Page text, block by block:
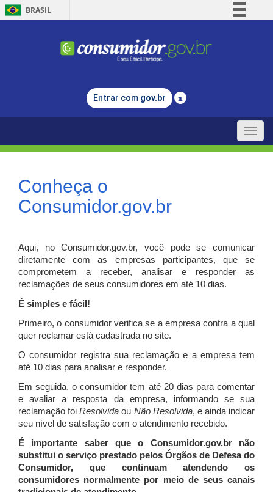
BRASIL
Comunica BR
Legislação
Entrar com gov.br
Toggle
Conheça o
Consumidor.gov.br
Aqui, no Consumidor.gov.br, você pode se comunicar
diretamente com as empresas participantes, que se
comprometem a receber, analisar e responder as
reclamações de seus consumidores em até 10 dias.
É simples e fácil!
Primeiro, o consumidor verifica se a empresa contra a qual
quer reclamar está cadastrada no site.
O consumidor registra sua reclamação e a empresa tem
até 10 dias para analisar e responder.
Em seguida, o consumidor tem até 20 dias para comentar
e avaliar a resposta da empresa, informando se sua
reclamação foiResolvida ou Não Resolvida, e ainda indicar
seu nível de satisfação com o atendimento recebido.
É importante saber que o Consumidor.gov.br não
substitui o serviço prestado pelos Órgãos de Defesa do
Consumidor, que continuam atendendo os
consumidores normalmente por meio de seus canais